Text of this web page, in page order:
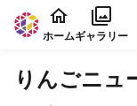
本文に飛ぶ
ホームギャラリー
りんごニュ